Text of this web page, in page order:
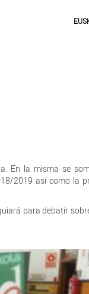
En la misma se
2019 así como la
para debatir